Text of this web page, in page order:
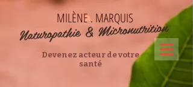
MILÈNE . MARQUIS
Naturopathie & Micronutrition
Devenez acteur de votre
santé